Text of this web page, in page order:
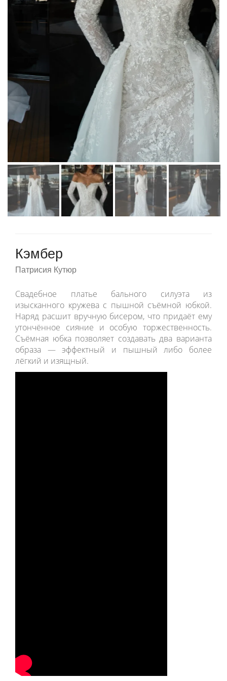
BELFASO
Naviblue
Olivia Bottega
Все платья
Контакты
Кэмбер
Патрисия Кутюр
Свадебное платье бального силуэта из
изысканного кружева с пышной съёмной юбкой.
Наряд расшит вручную бисером, что придаёт ему
утончённое сияние и особую торжественность.
Съёмная юбка позволяет создавать два варианта
образа — эффектный и пышный либо более
лёгкий и изящный.